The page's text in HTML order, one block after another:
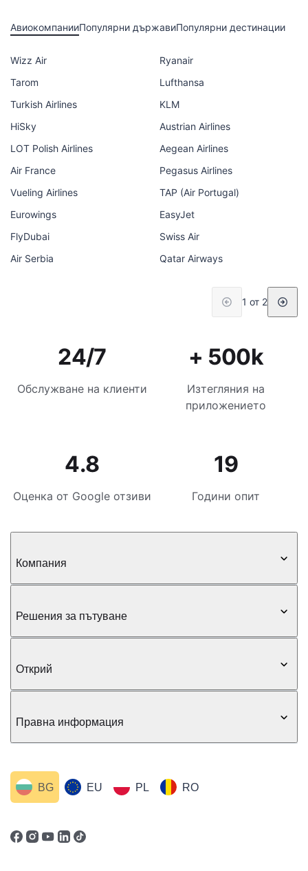
АвиокомпанииПопулярни държавиПопулярни дестинации
Wizz Air
Ryanair
Tarom
Lufthansa
Turkish Airlines
KLM
HiSky
Austrian Airlines
LOT Polish Airlines
Aegean Airlines
Air France
Pegasus Airlines
Vueling Airlines
TAP (Air Portugal)
Eurowings
EasyJet
FlyDubai
Swiss Air
Air Serbia
Qatar Airways
1 от 2
24/7
Обслужване на клиенти
+ 500k
Изтегляния на
приложението
4.8
Оценка от Google отзиви
19
Години опит
Компания
Решения за пътуване
Открий
Правна информация
EU
BG PL RO